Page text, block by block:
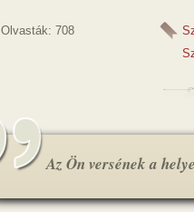
Olvasták: 708
Az Ön versének a